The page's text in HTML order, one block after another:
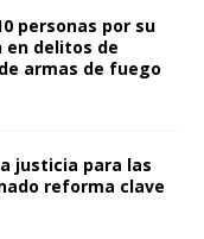
personas por su
en delitos de
armas de fuego
justicia para las
reforma clave